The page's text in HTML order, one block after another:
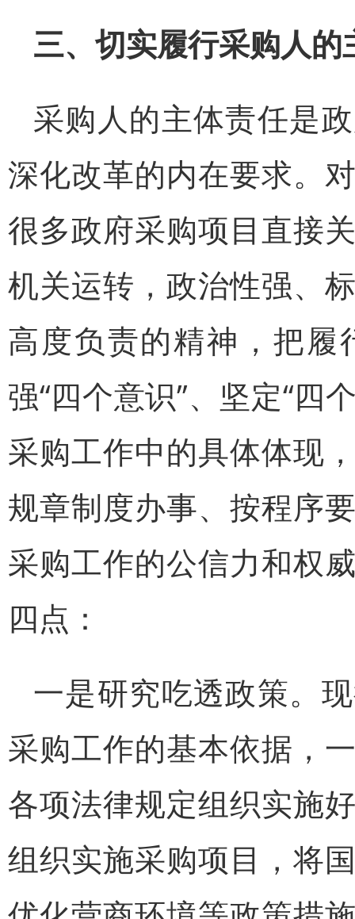
三、切实履行采购人的
采购人的主体责任是
深化改革的内在要求。
很多政府采购项目直接
机关运转，政治性强、
高度负责的精神，把履
强“四个意识”、坚定“四
采购工作中的具体体现
规章制度办事、按程序
采购工作的公信力和权
四点：
一是研究吃透政策。
采购工作的基本依据，
各项法律规定组织实施
组织实施采购项目，将